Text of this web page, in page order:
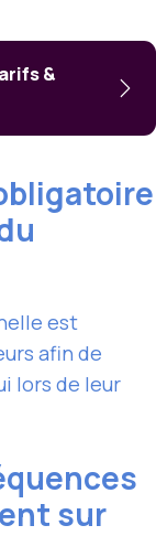
&
est
afin de
lors de leur
sur